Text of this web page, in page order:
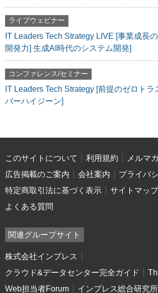
ライブウェビナー
IT Leaders Tech Strategy LIVE [事業成長
開発力] 生成AI時代のシステム開発]
コンファレンス/セミナー
IT Leaders Tech Strategy [前提のゼロトラ
バーハイジーン]
このサイトについて 利用規約
メルマ
広告掲載のご案内
会社案内
プライバ
特定商取引法に基づく表示
サイトマップ
よくある質問
関連グループサイト
株式会社インプレス
クラウド&データセンター完全ガイド
Web担当者Forum
インプレス総合研究所